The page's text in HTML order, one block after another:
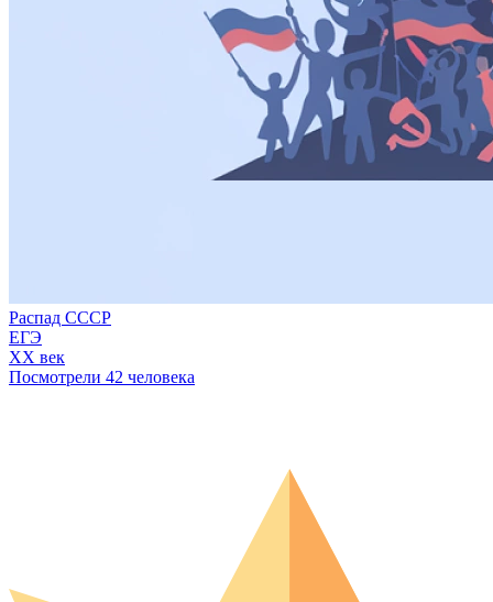
Распад СССР
ЕГЭ
XX век
Посмотрели 42 человека